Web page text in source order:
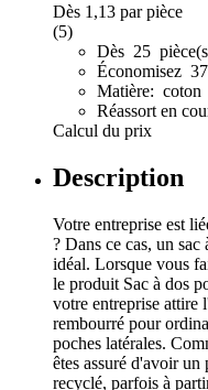
Dès 1,13 par pièce
(5)
Dès 25
Économisez
Matière: coton
Réassort en
Calcul du prix
Description
Votre entreprise est
? Dans ce cas, un
idéal. Lorsque vous
le produit Sac à dos
votre entreprise attire
rembourré pour
poches latérales.
êtes assuré d'avoir
recyclé, parfois à